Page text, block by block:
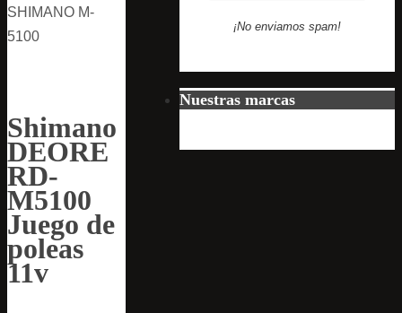
SHIMANO M-
5100
Shimano
DEORE
RD-
M5100
Juego de
poleas
11v
¡No enviamos spam!
Nuestras marcas